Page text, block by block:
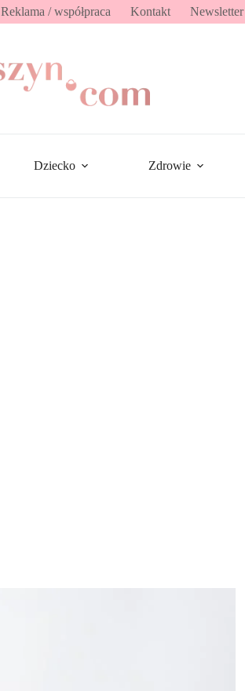
Reklama / współpraca Kontakt Newsletter
Dziecko Zdrowie